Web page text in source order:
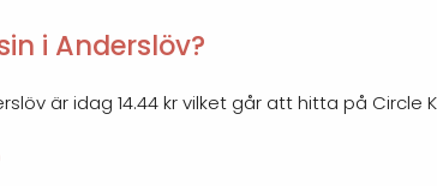
i Anderslöv?
är idag 14.44 kr vilket går att hitta på Circle